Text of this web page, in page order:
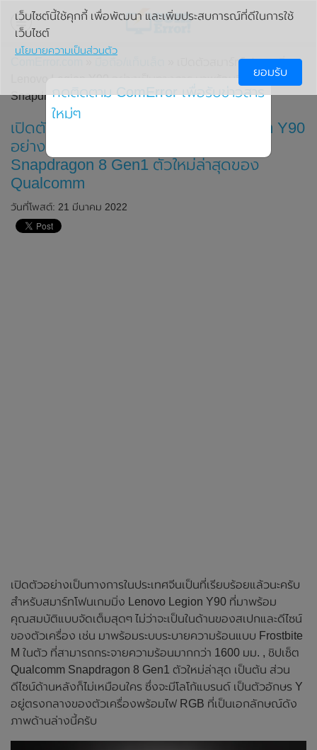
» เปิดตัวสมาร์ทโฟนเกมมิ่ง
Lenovo Legion Y90 อย่างเป็นทางการ มาพร้อมชิปเซ็ต
Snapdragon 8 Gen1 ตัวใหม่ล่าสุดของ Qualcomm
เปิดตัวสมาร์ทโฟนเกมมิ่ง Lenovo Legion Y90
อย่างเป็นทางการ มาพร้อมชิปเซ็ต
Snapdragon 8 Gen1 ตัวใหม่ล่าสุดของ
Qualcomm
วันที่โพสต์: 21 มีนาคม 2022
เปิดตัวอย่างเป็นทางการในประเทศจีนเป็นที่เรียบร้อยแล้วนะครับ
สำหรับสมาร์ทโฟนเกมมิ่ง Lenovo Legion Y90 ที่มาพร้อม
คุณสมบัติแบบจัดเต็มสุดๆ ไม่ว่าจะเป็นในด้านของสเปกและดีไซน์
ของตัวเครื่อง เช่น มาพร้อมระบบระบายความร้อนแบบ Frostbite
M ในตัว ที่สามารถกระจายความร้อนมากกว่า 1600 มม. , ชิปเซ็ต
Qualcomm Snapdragon 8 Gen1 ตัวใหม่ล่าสุด เป็นต้น ส่วน
ดีไซน์ด้านหลังก็ไม่เหมือนใคร ซึ่งจะมีโลโก้แบรนด์ เป็นตัวอักษร Y
อยู่ตรงกลางของตัวเครื่องพร้อมไฟ RGB ที่เป็นเอกลักษณ์ดัง
ภาพด้านล่างนี้ครับ
เว็บไซต์นี้ใช้คุกกี้ เพื่อพัฒนา และเพิ่มประสบการณ์ที่ดีในการใช้
เว็บไซต์
นโยบายความเป็นส่วนตัว
ยอมรับ
กดติดตาม ComError เพื่อรับข่าวสาร
ใหม่ๆ